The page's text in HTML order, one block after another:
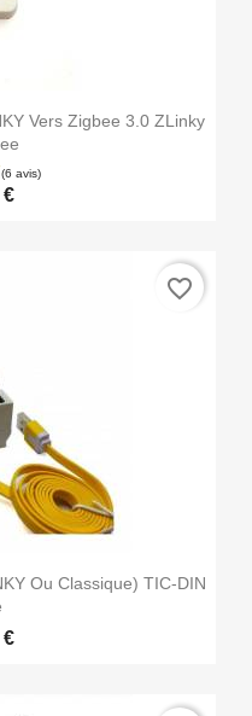
Vers Zigbee 3.0 ZLinky
€
Ou Classique) TIC-DIN
€
favorite_border